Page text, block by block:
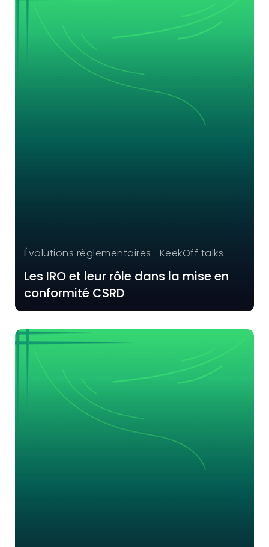
Évolutions règlementaires KeekOff talks
Les IRO et leur rôle dans la mise en
conformité CSRD